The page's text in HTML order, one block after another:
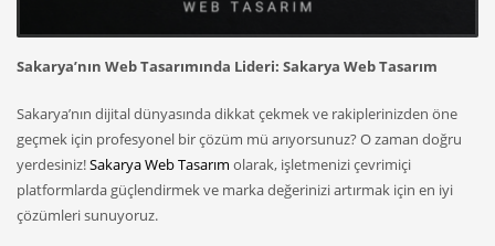
Sakarya’nın Web Tasarımında Lideri: Sakarya Web Tasarım
Sakarya’nın dijital dünyasında dikkat çekmek ve rakiplerinizden öne
geçmek için profesyonel bir çözüm mü arıyorsunuz? O zaman doğru
yerdesiniz!Sakarya Web Tasarım olarak, işletmenizi çevrimiçi
platformlarda güçlendirmek ve marka değerinizi artırmak için en iyi
çözümleri sunuyoruz.